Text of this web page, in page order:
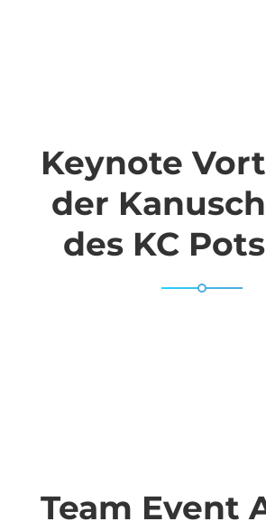
Keynote
der
des KC
Team Event